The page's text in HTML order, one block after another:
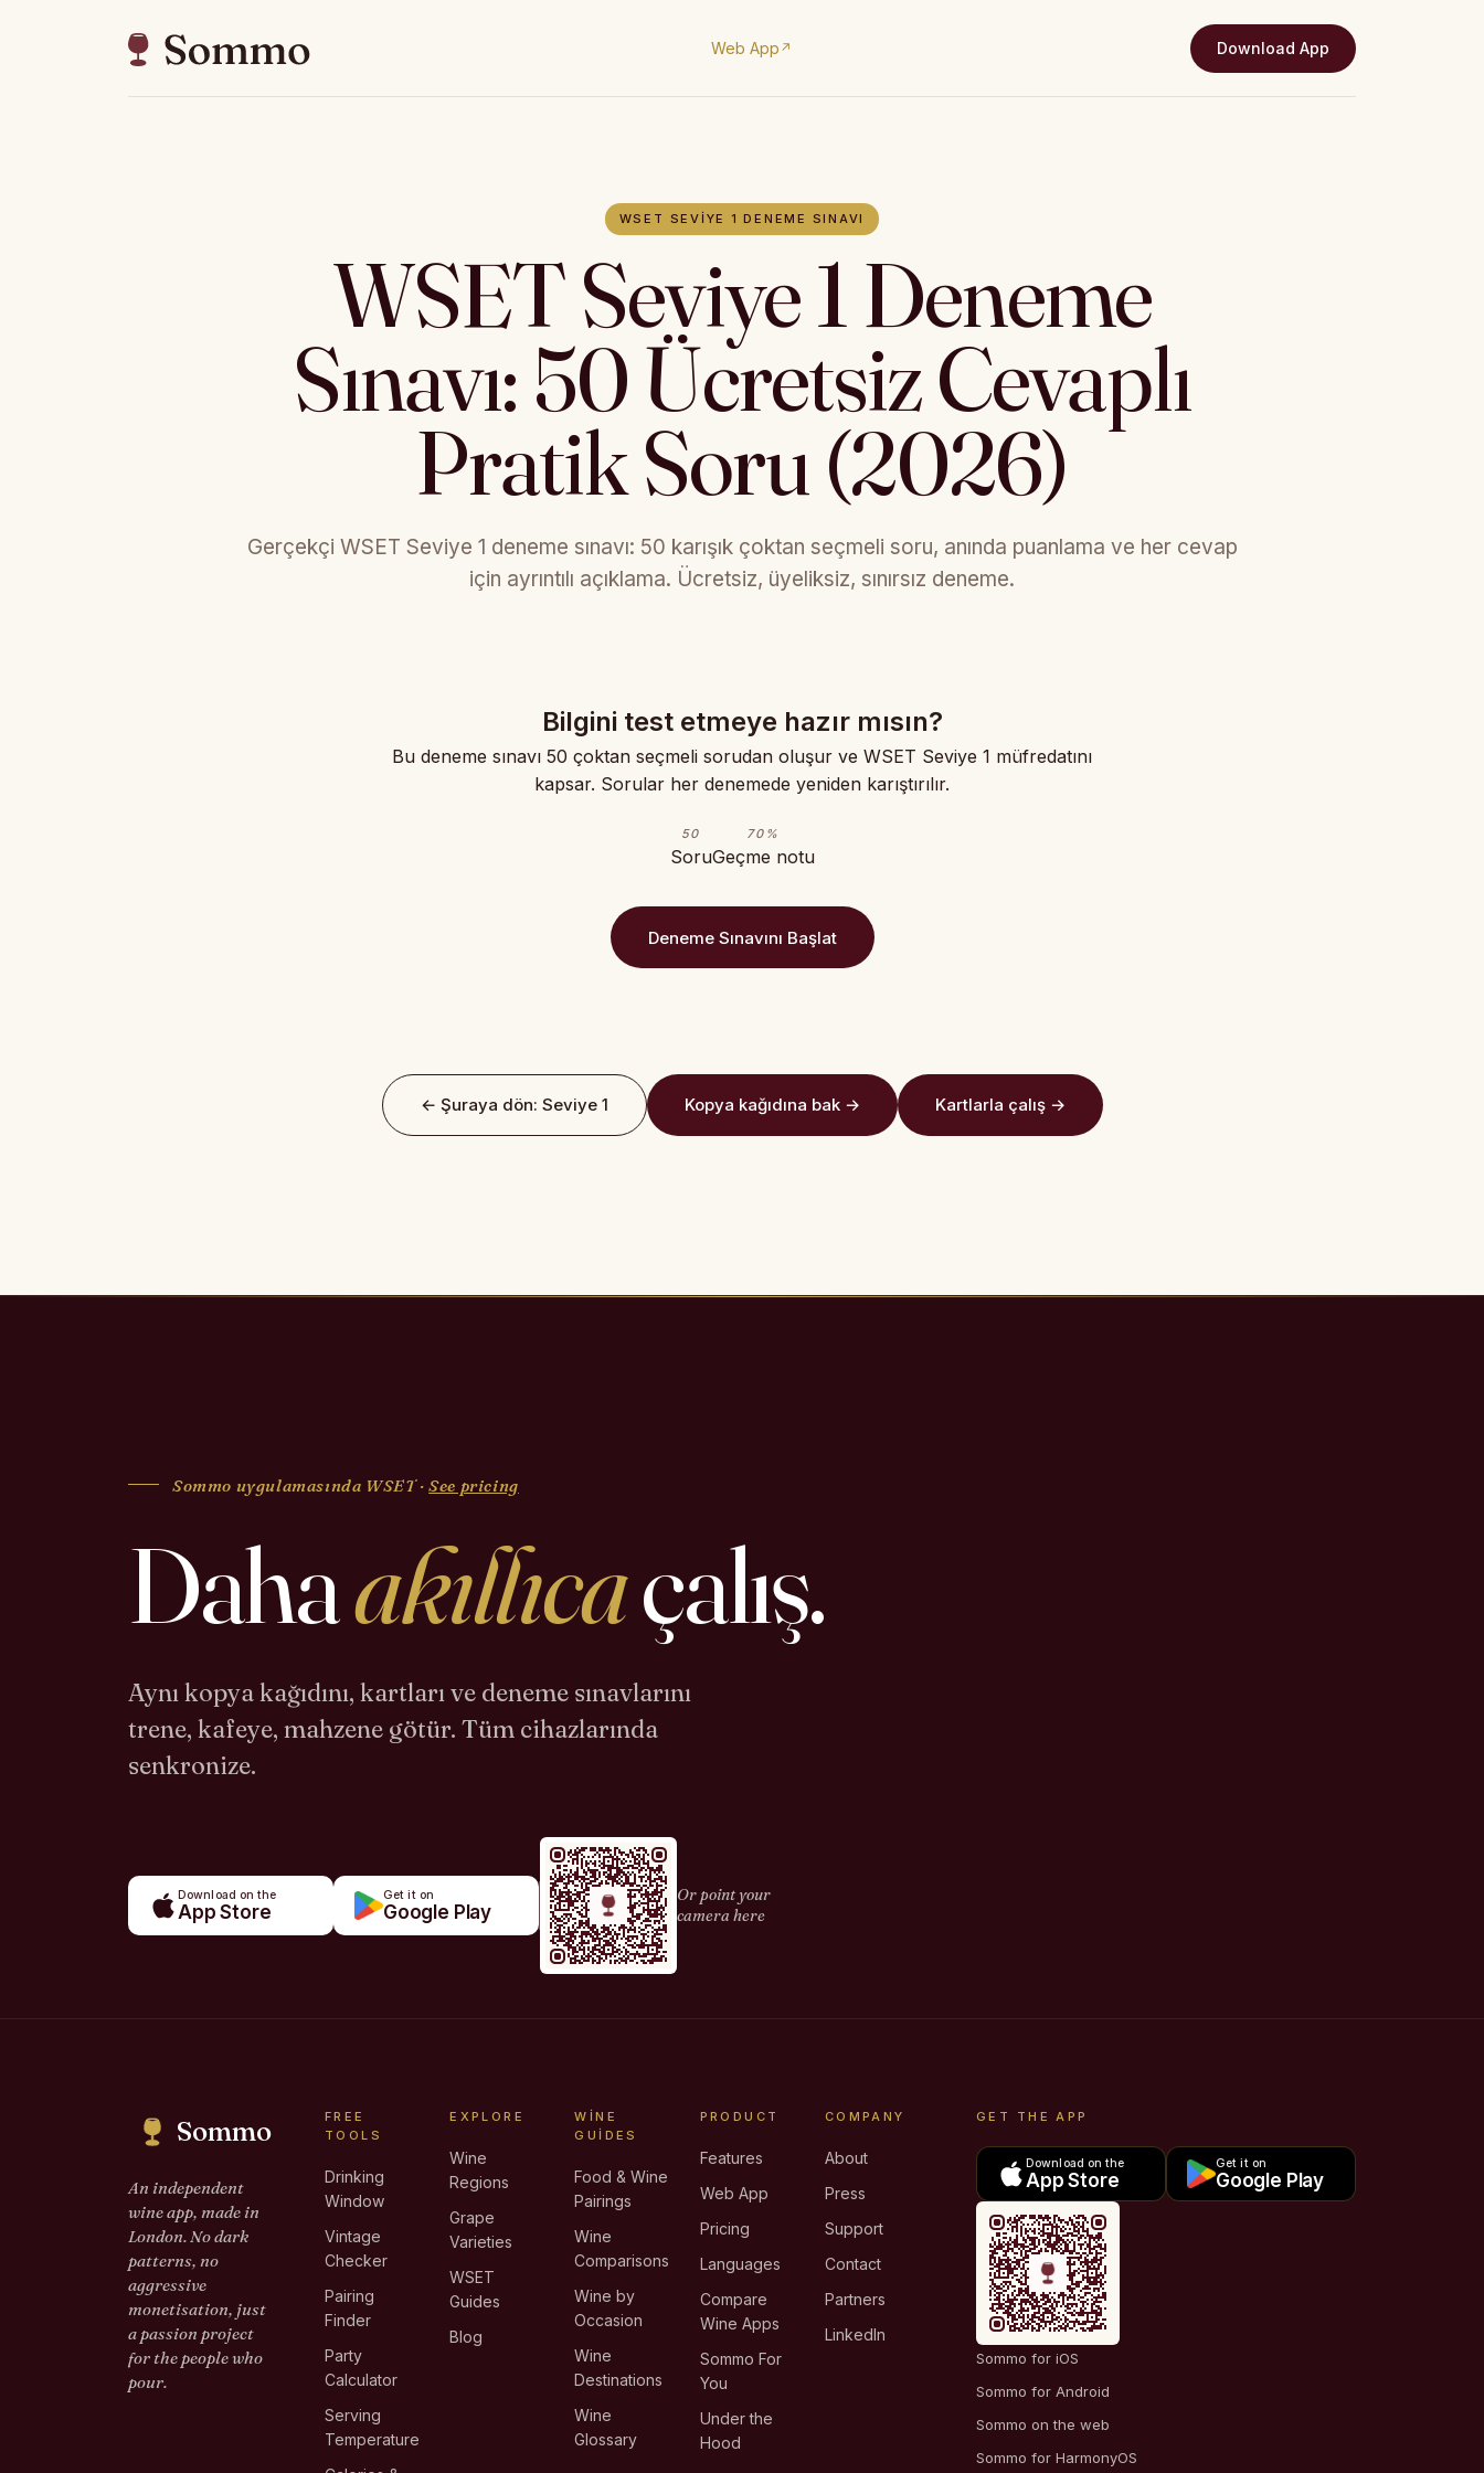
Web App ↗ Download App
WSET SEVIYE 1 DENEME SINAVI
WSET Seviye 1 Deneme
Sınavı: 50 Ücretsiz Cevaplı
Pratik Soru (2026)
Gerçekçi WSET Seviye 1 deneme sınavı: 50 karışık çoktan seçmeli soru, anında puanlama ve her cevap
için ayrıntılı açıklama. Ücretsiz, üyeliksiz, sınırsız deneme.
Bilgini test etmeye hazır mısın?
Bu deneme sınavı 50 çoktan seçmeli sorudan oluşur ve WSET Seviye 1 müfredatını
kapsar. Sorular her denemede yeniden karıştırılır.
50
Soru
70%
Geçme notu
Deneme Sınavını Başlat
← Şuraya dön: Seviye 1 Kopya kağıdına bak → Kartlarla çalış →
Sommo uygulamasında WSET ·See pricing
Dahaakıllıcaçalış.
Aynı kopya kağıdını, kartları ve deneme sınavlarını
trene, kafeye, mahzene götür. Tüm cihazlarında
senkronize.
Download on the
App Store
Get it on
Google Play
Or point your
camera here
Sommo
An independent
wine app, made in
London. No dark
patterns, no
aggressive
monetisation, just
a passion project
for the people who
pour.
FREE
TOOLS
Drinking
Window
Vintage
Checker
Pairing
Finder
Party
Calculator
Serving
Temperature
EXPLORE
Wine
Regions
Grape
Varieties
WSET
Guides
Blog
WINE
GUIDES
Food & Wine
Pairings
Wine
Comparisons
Wine by
Occasion
Wine
Destinations
Wine
Glossary
PRODUCT
Features
Web App
Pricing
Languages
Compare
Wine Apps
Sommo For
You
Under the
Hood
COMPANY
About
Press
Support
Contact
Partners
LinkedIn
GET THE APP
Download on the
App Store
Get it on
Google Play
Sommo for iOS
Sommo for Android
Sommo on the web
Sommo for HarmonyOS